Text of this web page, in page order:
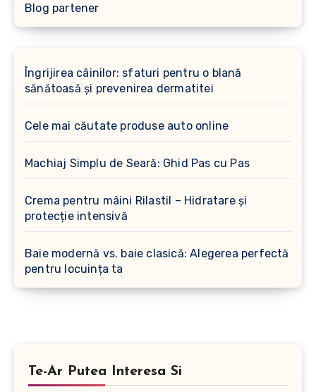
Blog partener
Îngrijirea câinilor: sfaturi pentru o blană
sănătoasă și prevenirea dermatitei
Cele mai căutate produse auto online
Machiaj Simplu de Seară: Ghid Pas cu Pas
Crema pentru mâini Rilastil – Hidratare și
protecție intensivă
Baie modernă vs. baie clasică: Alegerea perfectă
pentru locuința ta
Te-Ar Putea Interesa Si